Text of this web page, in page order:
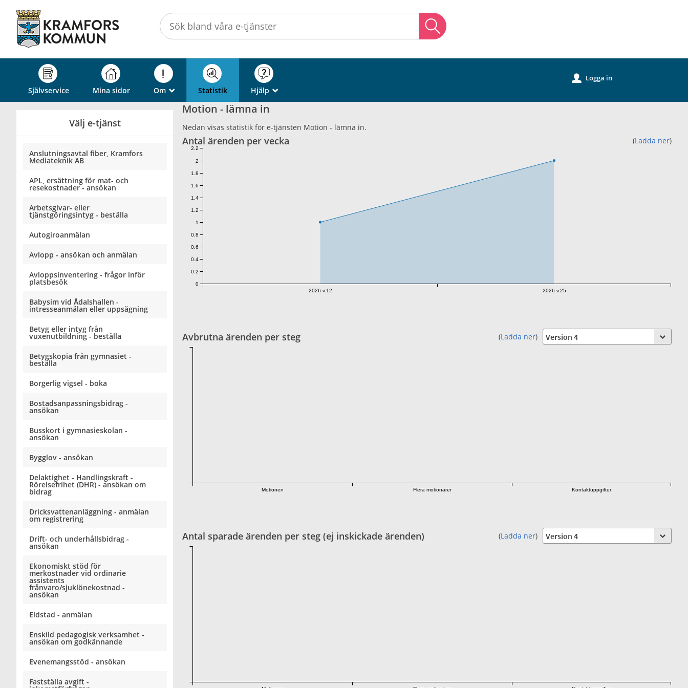
självservice
Kramfors
kommun
Självservice Mina sidor Om _ Statistik Hjälp _
u Logga in
Välj e-tjänst
Anslutningsavtal fiber, Kramfors
Mediateknik AB
APL, ersättning för mat- och
resekostnader - ansökan
Arbetsgivar- eller
tjänstgöringsintyg - beställa
Autogiroanmälan
Avlopp - ansökan och anmälan
Avloppsinventering - frågor inför
platsbesök
Babysim vid Ådalshallen -
intresseanmälan eller uppsägning
Betyg eller intyg från
vuxenutbildning - beställa
Betygskopia från gymnasiet -
beställa
Borgerlig vigsel - boka
Bostadsanpassningsbidrag -
ansökan
Busskort i gymnasieskolan -
ansökan
Bygglov - ansökan
Delaktighet - Handlingskraft -
Rörelsefrihet (DHR) - ansökan om
bidrag
Dricksvattenanläggning - anmälan
om registrering
Drift- och underhållsbidrag -
ansökan
Ekonomiskt stöd för
merkostnader vid ordinarie
assistents
frånvaro/sjuklönekostnad -
ansökan
Eldstad - anmälan
Enskild pedagogisk verksamhet -
ansökan om godkännande
Evenemangsstöd - ansökan
Fastställa avgift -
Motion - lämna in
Nedan visas statistik för e-tjänsten Motion - lämna in.
Antal ärenden per vecka (Ladda ner)
2026 v.12 2026 v.25
0
0.2
0.4
0.6
0.8
1
1.2
1.4
1.6
1.8
2
2.2
Avbrutna ärenden per steg (Ladda ner)
Motionen Flera motionärer Kontaktuppgifter
Antal sparade ärenden per steg (ej inskickade ärenden) (Ladda ner)